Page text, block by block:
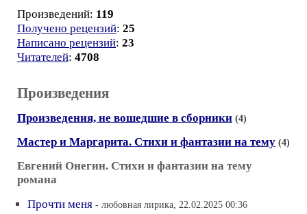
Произведений: 119
Получено рецензий: 25
Написано рецензий: 23
Читателей: 4708
Произведения
Произведения, не вошедшие в сборники (4)
Мастер и Маргарита. Стихи и фантазии на тему (4)
Евгений Онегин. Стихи и фантазии на тему
романа
Прочти меня - любовная лирика, 22.02.2025 00:36